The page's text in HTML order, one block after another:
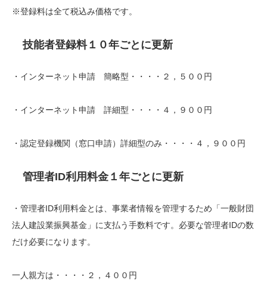
※登録料は全て税込み価格です。
技能者登録料１０年ごとに更新
・インターネット申請 簡略型・・・・２，５００円
・インターネット申請 詳細型・・・・４，９００円
・認定登録機関（窓口申請）詳細型のみ・・・・４，９００円
管理者ID利用料金１年ごとに更新
・管理者ID利用料金とは、事業者情報を管理するため「一般財団
法人建設業振興基金」に支払う手数料です。必要な管理者IDの数
だけ必要になります。
一人親方は・・・・２，４００円